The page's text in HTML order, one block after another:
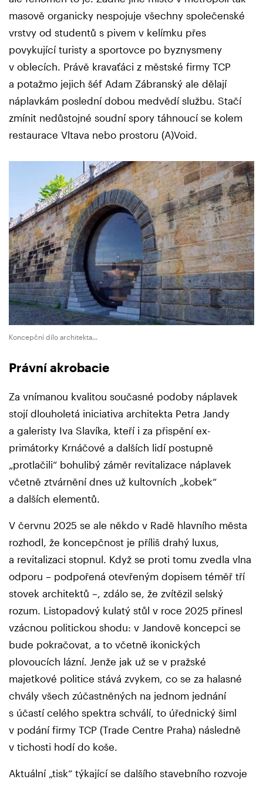
masově organicky nespojuje všechny společenské
vrstvy od studentů s pivem v kelímku přes
povykující turisty a sportovce po byznysmeny
v oblecích. Právě kravaťáci z městské firmy TCP
a potažmo jejich šéf Adam Zábranský ale dělají
náplavkám poslední dobou medvědí službu. Stačí
zmínit nedůstojné soudní spory táhnoucí se kolem
restaurace Vltava nebo prostoru (A)Void.
Koncepční dílo architekta...
Právní akrobacie
Za vnímanou kvalitou současné podoby náplavek
stojí dlouholetá iniciativa architekta Petra Jandy
a galeristy Iva Slavíka, kteří i za přispění ex-
primátorky Krnáčové a dalších lidí postupně
„protlačili“ bohulibý záměr revitalizace náplavek
včetně ztvárnění dnes už kultovních „kobek“
a dalších elementů.
V červnu 2025 se ale někdo v Radě hlavního města
rozhodl, že koncepčnost je příliš drahý luxus,
a revitalizaci stopnul. Když se proti tomu zvedla vlna
odporu – podpořená otevřeným dopisem téměř tří
stovek architektů –, zdálo se, že zvítězil selský
rozum. Listopadový kulatý stůl v roce 2025 přinesl
vzácnou politickou shodu: v Jandově koncepci se
bude pokračovat, a to včetně ikonických
plovoucích lázní. Jenže jak už se v pražské
majetkové politice stává zvykem, co se za halasné
chvály všech zúčastněných na jednom jednání
s účastí celého spektra schválí, to úřednický šiml
v podání firmy TCP (Trade Centre Praha) následně
v tichosti hodí do koše.
Aktuální „tisk“ týkající se dalšího stavebního rozvoje